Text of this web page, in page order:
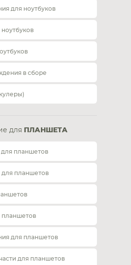
для ноутбуков
в сборе
для ПЛАНШЕТА
планшетов
для планшетов
планшетов
для планшетов
для планшетов